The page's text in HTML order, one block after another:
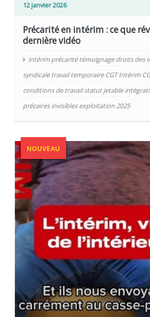
12 janvier 2026
Précarité en intérim : ce que
dernière vidéo
intérim précarité témoignage droits des
syndicale travail temporaire CGT Intérim
conditions de travail statut jetable
précaires invisibles exploitation 2025
NOUVEAU